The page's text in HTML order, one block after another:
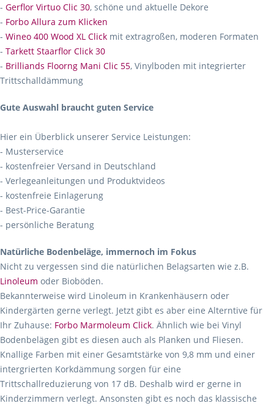
- Gerflor Virtuo Clic 30, schöne und aktuelle Dekore
- Forbo Allura zum Klicken
- Wineo 400 Wood XL Click mit extragroßen, moderen Formaten
- Tarkett Staarflor Click 30
- Brilliands Floorng Mani Clic 55, Vinylboden mit integrierter
Trittschalldämmung
Gute Auswahl braucht guten Service
Hier ein Überblick unserer Service Leistungen:
- Musterservice
- kostenfreier Versand in Deutschland
- Verlegeanleitungen und Produktvideos
- kostenfreie Einlagerung
- Best-Price-Garantie
- persönliche Beratung
Natürliche Bodenbeläge, immernoch im Fokus
Nicht zu vergessen sind die natürlichen Belagsarten wie z.B.
Linoleum oder Bioböden.
Bekannterweise wird Linoleum in Krankenhäusern oder
Kindergärten gerne verlegt. Jetzt gibt es aber eine Alterntive für
Ihr Zuhause: Forbo Marmoleum Click. Ähnlich wie bei Vinyl
Bodenbelägen gibt es diesen auch als Planken und Fliesen.
Knallige Farben mit einer Gesamtstärke von 9,8 mm und einer
intergrierten Korkdämmung sorgen für eine
Trittschallreduzierung von 17 dB. Deshalb wird er gerne in
Kinderzimmern verlegt. Ansonsten gibt es noch das klassische